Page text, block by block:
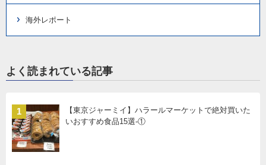
海外レポート
よく読まれている記事
1
【東京ジャーミイ】ハラールマーケットで絶対買いた
いおすすめ食品15選-①